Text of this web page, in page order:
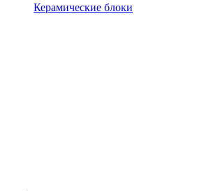
Керамические блоки